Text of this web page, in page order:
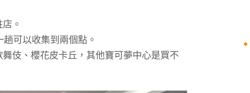
。
可以收集到兩個點。
伎、櫻花皮卡丘，其他寶可夢中心是買不